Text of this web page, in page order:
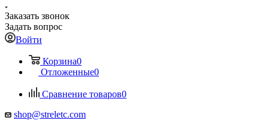
Заказать звонок
Задать вопрос
Войти
Корзина0
Отложенные0
Сравнение товаров0
shop@streletc.com